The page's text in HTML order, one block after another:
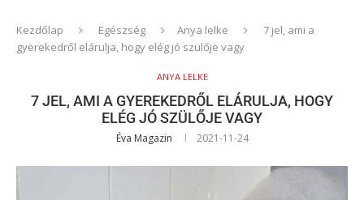
Kezdőlap Egészség Anya lelke
7 jel, ami a
gyerekedről elárulja, hogy elég jó szülője vagy
ANYA LELKE
7 JEL, AMI A GYEREKEDRŐL ELÁRULJA, HOGY
ELÉG JÓ SZÜLŐJE VAGY
Éva Magazin 2021-11-24